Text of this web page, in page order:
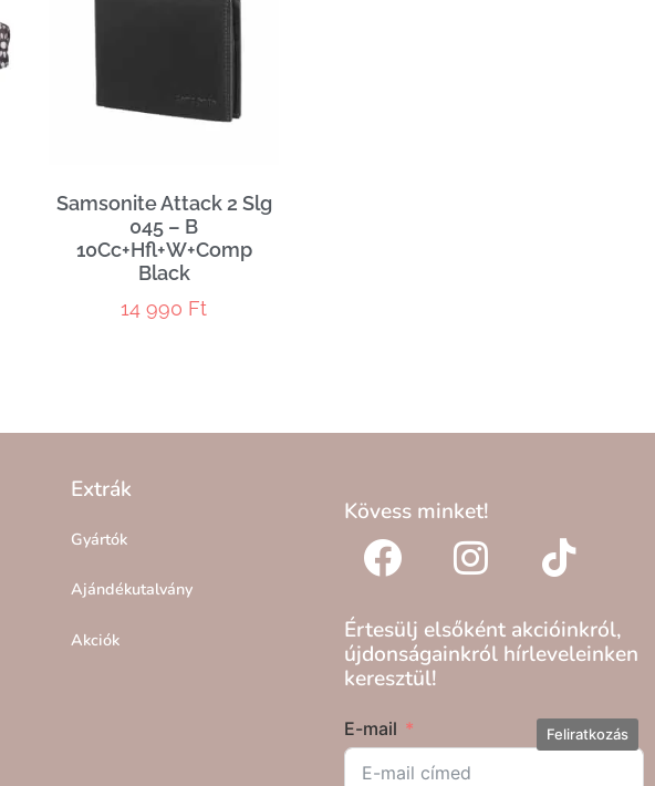
Samsonite Attack 2 Slg
045 – B
10Cc+Hfl+W+Comp
Black
14 990 Ft
Extrák
Gyártók
Ajándékutalvány
Akciók
Kövess minket!
Értesülj elsőként akcióinkról,
újdonságainkról hírleveleinken
keresztül!
E-mail Feliratkozás